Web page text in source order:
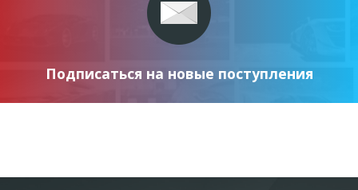
Подписаться на новые поступления